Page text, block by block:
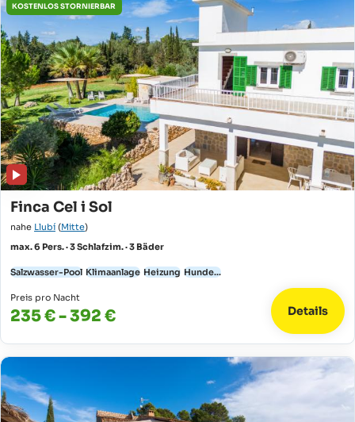
KOSTENLOS STORNIERBAR
Finca Cel i Sol
nahe Llubí (Mitte)
max. 6 Pers. · 3 Schlafzim. · 3 Bäder
Salzwasser-Pool Klimaanlage Heizung Hunde...
Preis pro Nacht
235 € - 392 € Details